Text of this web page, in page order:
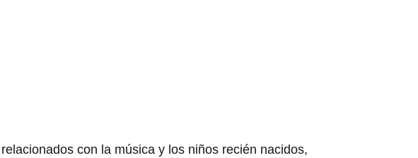
con la música y los niños recién nacidos,